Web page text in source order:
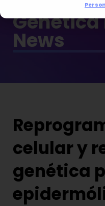
News
celular y
genética